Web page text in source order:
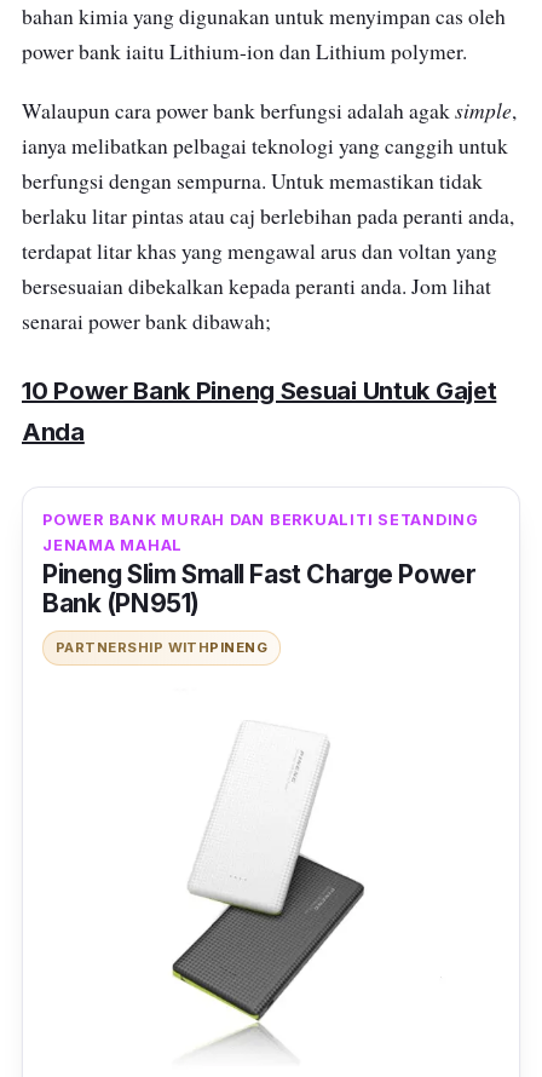
bahan kimia yang digunakan untuk menyimpan cas oleh
power bank iaitu Lithium-ion dan Lithium polymer.
Walaupun cara power bank berfungsi adalah agaksimple,
ianya melibatkan pelbagai teknologi yang canggih untuk
berfungsi dengan sempurna. Untuk memastikan tidak
berlaku litar pintas atau caj berlebihan pada peranti anda,
terdapat litar khas yang mengawal arus dan voltan yang
bersesuaian dibekalkan kepada peranti anda. Jom lihat
senarai power bank dibawah;
10 Power Bank Pineng Sesuai Untuk Gajet
Anda
POWER BANK MURAH DAN BERKUALITI SETANDING
JENAMA MAHAL
Pineng Slim Small Fast Charge Power
Bank (PN951)
PARTNERSHIP WITHPINENG